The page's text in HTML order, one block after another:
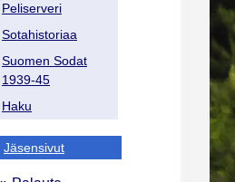
Peliserveri
Sotahistoriaa
Suomen Sodat
1939-45
Haku
Jäsensivut